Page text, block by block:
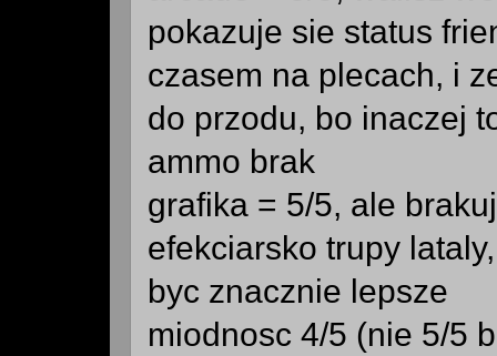
pokazuje sie status
czasem na plecach, i
do przodu, bo inaczej
ammo brak
grafika = 5/5, ale
efekciarsko trupy
byc znacznie lepsze
miodnosc 4/5 (nie 5/5